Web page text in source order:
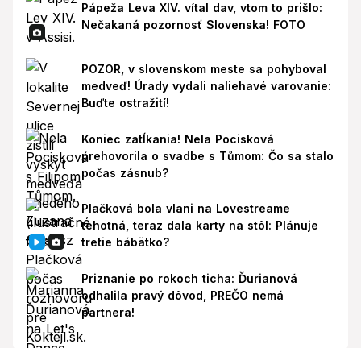
Pápeža Leva XIV. vítal dav, vtom to prišlo:
Nečakaná pozornosť Slovenska! FOTO
POZOR, v slovenskom meste sa pohyboval
medveď! Úrady vydali naliehavé varovanie:
Buďte ostražití!
Koniec zatĺkania! Nela Pocisková
prehovorila o svadbe s Tůmom: Čo sa stalo
počas zásnub?
Plačková bola vlani na Lovestreame
tehotná, teraz dala karty na stôl: Plánuje
tretie bábätko?
Priznanie po rokoch ticha: Ďurianová
odhalila pravý dôvod, PREČO nemá
partnera!